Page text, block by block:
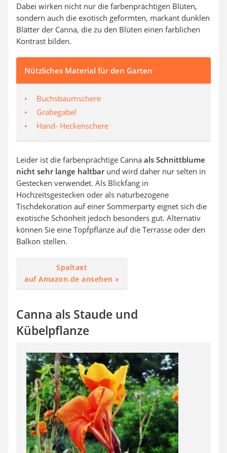
Dabei wirken nicht nur die farbenprächtigen Blüten,
sondern auch die exotisch geformten, markant dunklen
Blätter der Canna, die zu den Blüten einen farblichen
Kontrast bilden.
Nützliches Material für den Garten
Buchsbaumschere
Grabegabel
Hand- Heckenschere
Leider ist die farbenprächtige Canna als Schnittblume
nicht sehr lange haltbarund wird daher nur selten in
Gestecken verwendet. Als Blickfang in
Hochzeitsgestecken oder als naturbezogene
Tischdekoration auf einer Sommerparty eignet sich die
exotische Schönheit jedoch besonders gut. Alternativ
können Sie eine Topfpflanze auf die Terrasse oder den
Balkon stellen.
Spaltaxt
auf Amazon.de ansehen »
Canna als Staude und
Kübelpflanze